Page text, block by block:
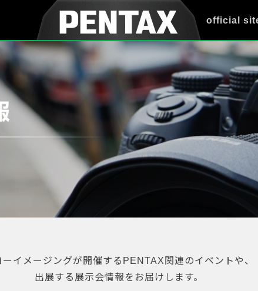
official
ーイメージングが開催するPENTAX関連のイベントや、
出展する展示会情報をお届けします。